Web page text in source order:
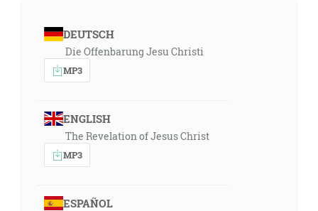
DEUTSCH
Die Offenbarung Jesu Christi
MP3
ENGLISH
The Revelation of Jesus Christ
MP3
ESPAÑOL